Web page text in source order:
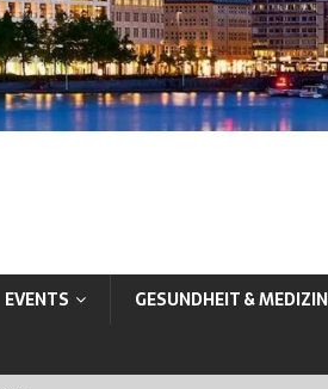
EVENTS GESUNDHEIT & MEDIZIN